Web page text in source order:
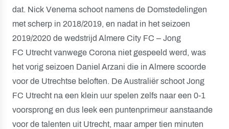
dat. Nick Venema schoot namens de Domstedelingen
met scherp in 2018/2019, en nadat in het seizoen
2019/2020 de wedstrijd Almere City FC – Jong
FC Utrecht vanwege Corona niet gespeeld werd, was
het vorig seizoen Daniel Arzani die in Almere scoorde
voor de Utrechtse beloften. De Australiër schoot Jong
FC Utrecht na een klein uur spelen zelfs naar een 0-1
voorsprong en dus leek een puntenprimeur aanstaande
voor de talenten uit Utrecht, maar amper tien minuten